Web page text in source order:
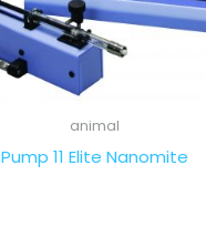
animal
Pump 11 Elite Nanomite